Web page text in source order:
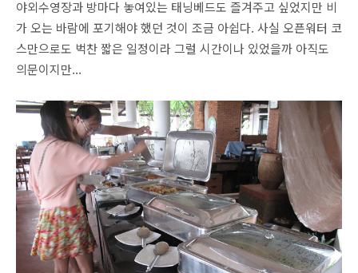
야외수영장과 방마다 놓여있는 태닝베드도 즐겨주고 싶었지만 비
가 오는 바람에 포기해야 했던 것이 조금 아쉽다. 사실 오픈워터 코
스만으로도 벅찬 짧은 일정이라 그럴 시간이나 있었을까 아직도
의문이지만...